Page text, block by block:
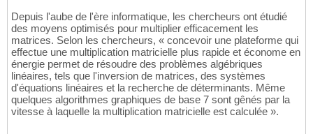
Depuis l'aube de l'ère informatique, les chercheurs ont étudié
des moyens optimisés pour multiplier efficacement les
matrices. Selon les chercheurs, « concevoir une plateforme qui
effectue une multiplication matricielle plus rapide et économe en
énergie permet de résoudre des problèmes algébriques
linéaires, tels que l'inversion de matrices, des systèmes
d'équations linéaires et la recherche de déterminants. Même
quelques algorithmes graphiques de base 7 sont gênés par la
vitesse à laquelle la multiplication matricielle est calculée ».